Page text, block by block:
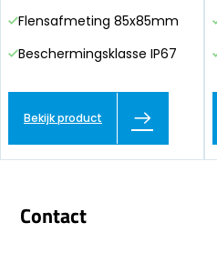
Flensafmeting 85x85mm
Beschermingsklasse IP67
Bekijk product
Contact